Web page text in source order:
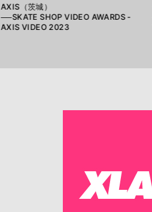
AXIS（茨城）
──SKATE SHOP VIDEO AWARDS -
AXIS VIDEO 2023